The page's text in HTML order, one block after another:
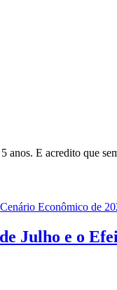
E acredito que
Julho e o